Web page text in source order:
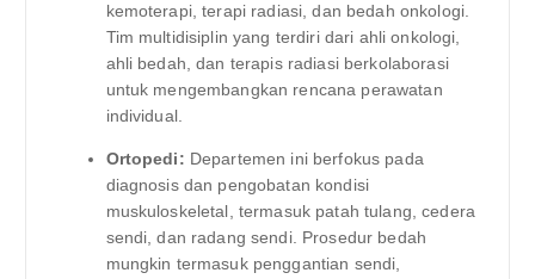
kemoterapi, terapi radiasi, dan bedah onkologi.
Tim multidisiplin yang terdiri dari ahli onkologi,
ahli bedah, dan terapis radiasi berkolaborasi
untuk mengembangkan rencana perawatan
individual.
Ortopedi: Departemen ini berfokus pada
diagnosis dan pengobatan kondisi
muskuloskeletal, termasuk patah tulang, cedera
sendi, dan radang sendi. Prosedur bedah
mungkin termasuk penggantian sendi,